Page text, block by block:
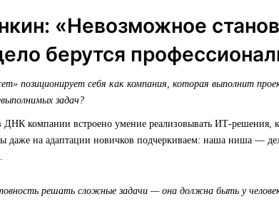
«Невозможное
берутся
позиционирует себя как компания, которая выполнит
задач?
ДНК компании встроено умение реализовывать ИТ-решения,
даже на адаптации новичков подчеркиваем: наша ниша —
решать сложные задачи — она должна быть у